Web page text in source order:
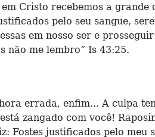
Cristo recebemos a
pelo seu sangue,
em nosso ser e
não me lembro” Is 43:25.
errada, enfim... A culpa
zangado com você!
Fostes justificados pelo